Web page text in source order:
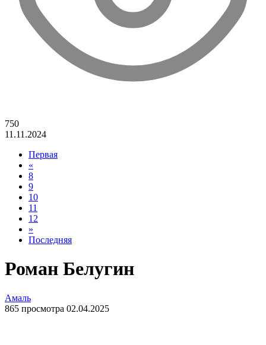
750
11.11.2024
Первая
«
8
9
10
11
12
»
Последняя
Роман Белугин
Амаль
865 просмотра 02.04.2025